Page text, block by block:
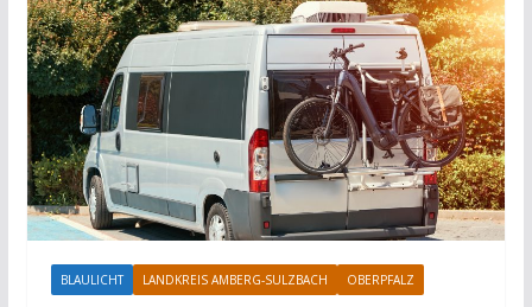
BLAULICHT LANDKREIS AMBERG-SULZBACH OBERPFALZ